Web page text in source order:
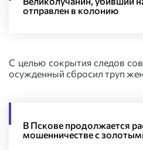
отправлен в колонию
С целью сокрытия следов
осужденный сбросил труп
В Пскове продолжается
мошенничестве с